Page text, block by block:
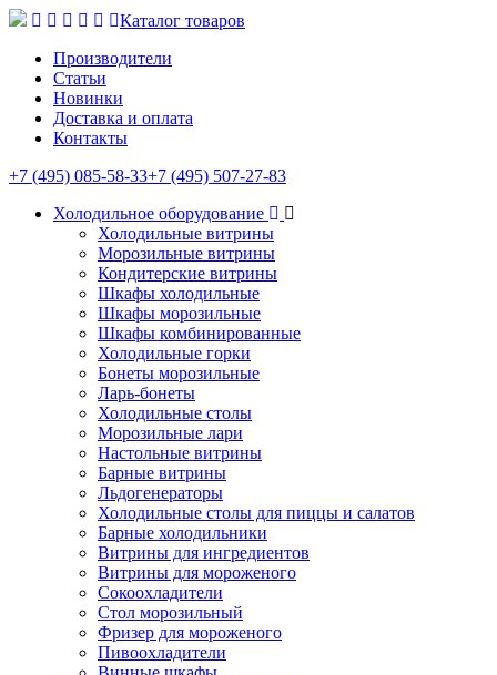
Каталог товаров
Производители
Статьи
Новинки
Доставка и оплата
Контакты
+7 (495) 085-58-33+7 (495) 507-27-83
Холодильное оборудование
Холодильные витрины
Морозильные витрины
Кондитерские витрины
Шкафы холодильные
Шкафы морозильные
Шкафы комбинированные
Холодильные горки
Бонеты морозильные
Ларь-бонеты
Холодильные столы
Морозильные лари
Настольные витрины
Барные витрины
Льдогенераторы
Холодильные столы для пиццы и салатов
Барные холодильники
Витрины для ингредиентов
Витрины для мороженого
Сокоохладители
Стол морозильный
Фризер для мороженого
Пивоохладители